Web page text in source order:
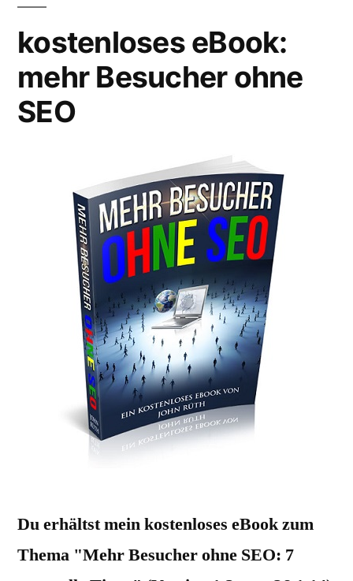
Philippinen
kostenloses eBook:
mehr Besucher ohne
SEO
Du erhältst mein kostenloses eBook zum
Thema "Mehr Besucher ohne SEO: 7